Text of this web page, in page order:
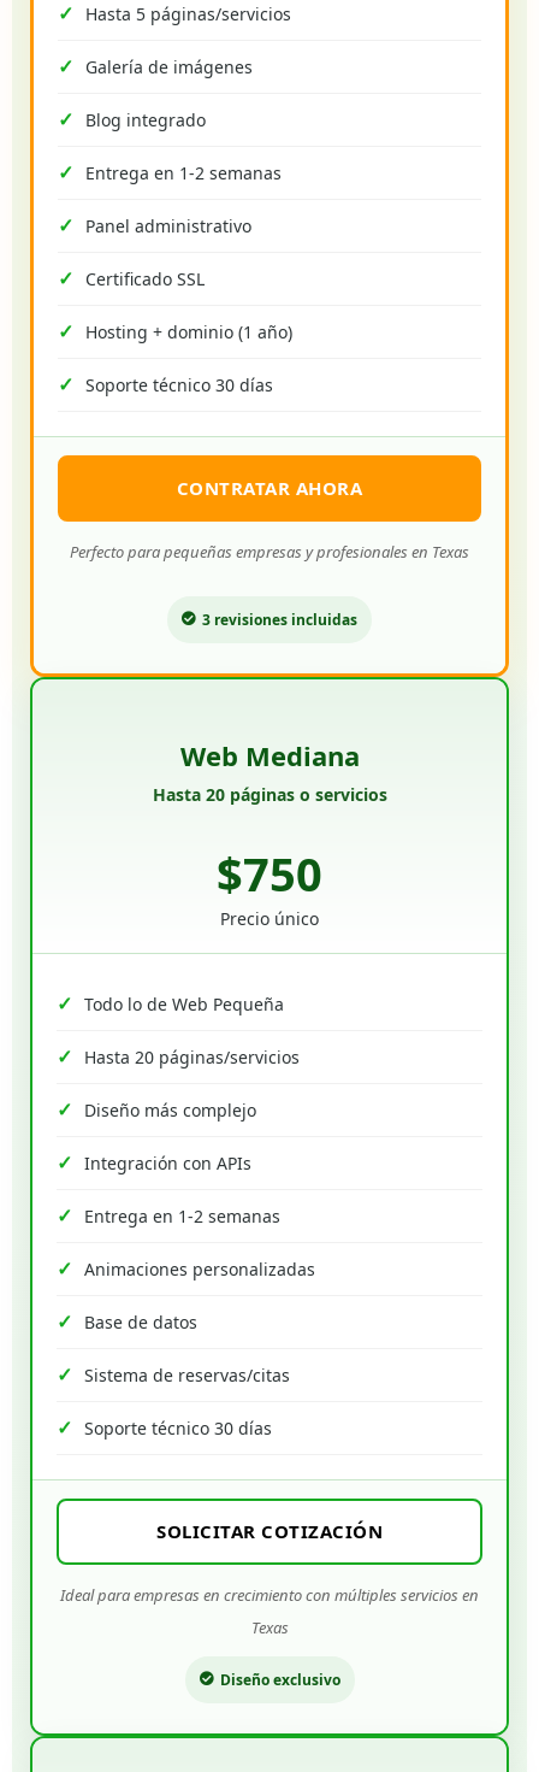
Hasta 5 páginas/servicios
Galería de imágenes
Blog integrado
Entrega en 1-2 semanas
Panel administrativo
Certificado SSL
Hosting + dominio (1 año)
Soporte técnico 30 días
CONTRATAR AHORA
Perfecto para pequeñas empresas y profesionales en Texas
3 revisiones incluidas
Web Mediana
Hasta 20 páginas o servicios
$750
Precio único
Todo lo de Web Pequeña
Hasta 20 páginas/servicios
Diseño más complejo
Integración con APIs
Entrega en 1-2 semanas
Animaciones personalizadas
Base de datos
Sistema de reservas/citas
Soporte técnico 30 días
SOLICITAR COTIZACIÓN
Ideal para empresas en crecimiento con múltiples servicios en
Texas
Diseño exclusivo